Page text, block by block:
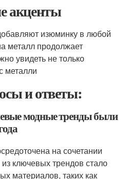
акценты
изюминку в любой
металл продолжает
увидеть не только
металли
и ответы:
модные тренды были
на сочетании
ключевых трендов стало
материалов, таких как